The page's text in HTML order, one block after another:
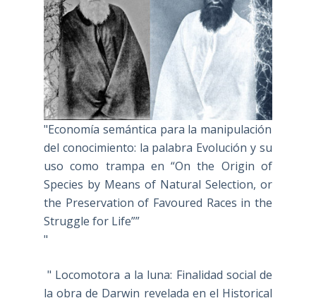
"Economía semántica para la manipulación
del conocimiento: la palabra Evolución y su
uso como trampa en “On the Origin of
Species by Means of Natural Selection, or
the Preservation of Favoured Races in the
Struggle for Life””
"
" Locomotora a la luna: Finalidad social de
la obra de Darwin revelada en el Historical